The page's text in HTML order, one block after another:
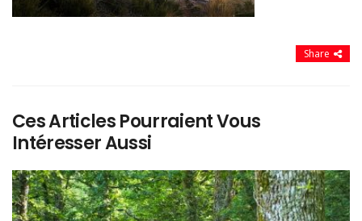
Share
Ces Articles Pourraient Vous
Intéresser Aussi